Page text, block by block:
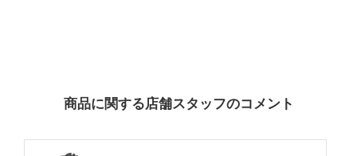
商品に関する店舗スタッフのコメント